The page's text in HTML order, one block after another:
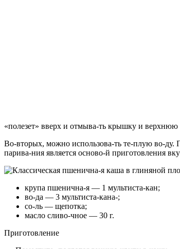
«полезет» вверх и отмыва-ть крышку и верхнюю
Во-вторых, можно использова-ть те-плую во-ду.
парива-ния является осново-й приготовления
крупа пшенична-я — 1 мультиста-кан;
во-да — 3 мультиста-кана-;
со-ль — щепотка;
масло сливо-чное — 30 г.
Приготовление